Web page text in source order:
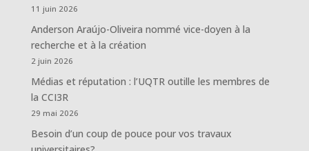
11 juin 2026
Anderson Araújo-Oliveira nommé vice-doyen à la
recherche et à la création
2 juin 2026
Médias et réputation : l’UQTR outille les membres de
la CCI3R
29 mai 2026
Besoin d’un coup de pouce pour vos travaux